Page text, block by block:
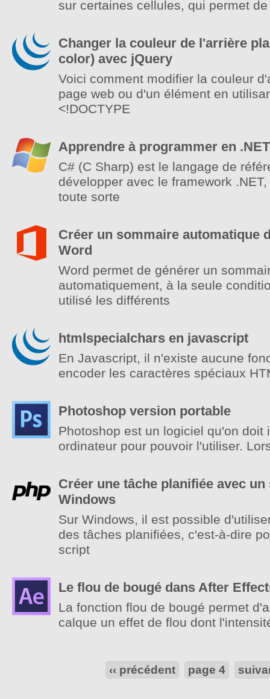
sur certaines cellules, qui permet
Changer la couleur de l'arrière
color) avec jQuery
Voici comment modifier la couleur
page web ou d'un élément en
<!DOCTYPE
Apprendre à programmer en
C# (C Sharp) est le langage de
développer avec le framework
toute sorte
Créer un sommaire automatique
Word
Word permet de générer un
automatiquement, à la seule
utilisé les différents
htmlspecialchars en javascript
En Javascript, il n'existe aucune
encoder les caractères spéciaux
Photoshop version portable
Photoshop est un logiciel qu'on doit
ordinateur pour pouvoir l'utiliser.
Créer une tâche planifiée avec
Windows
Sur Windows, il est possible
des tâches planifiées, c'est-à-dire
script
Le flou de bougé dans After
La fonction flou de bougé permet
calque un effet de flou dont
‹‹ précédent page 4